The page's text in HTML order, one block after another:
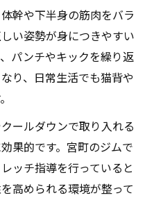
幹や下半身の筋肉をバラ
い姿勢が身につきやすい
パンチやキックを繰り返
り、日常生活でも猫背や
ールダウンで取り入れる
果的です。宮町のジムで
ッチ指導を行っていると
高められる環境が整って